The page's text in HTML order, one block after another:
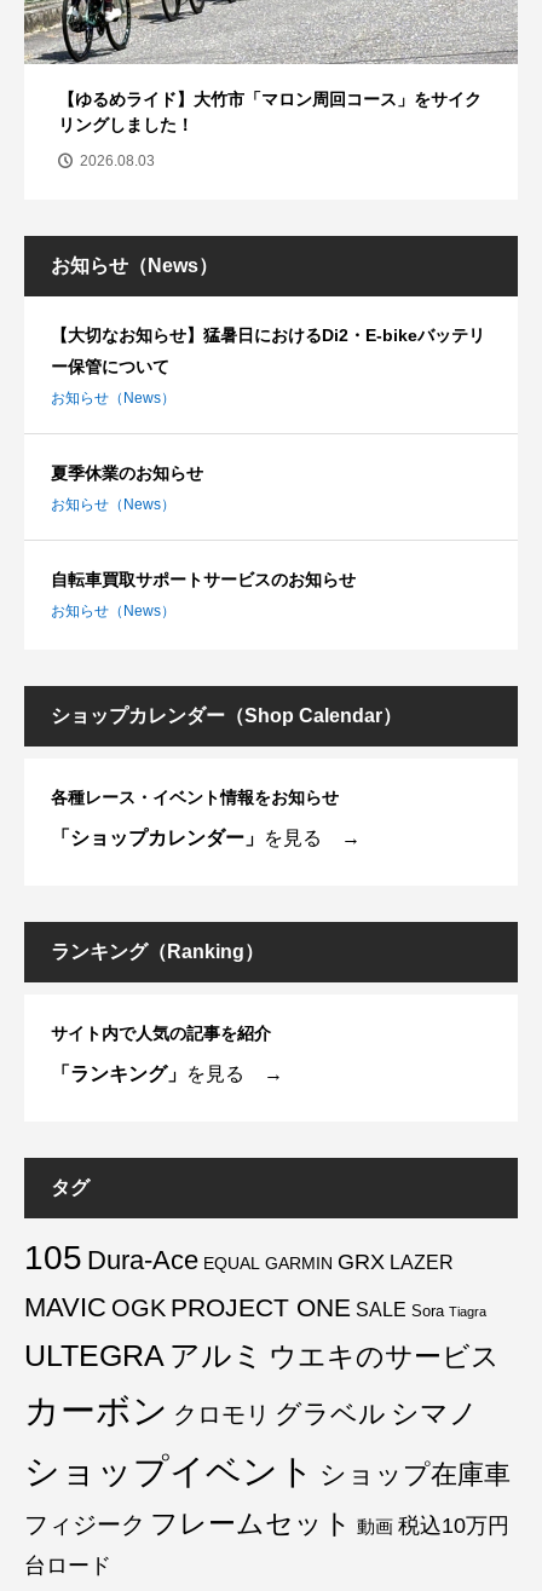
【ゆるめライド】大竹市「マロン周回コース」をサイク
リングしました！
2026.08.03
お知らせ（News）
【大切なお知らせ】猛暑日におけるDi2・E-bikeバッテリ
ー保管について
お知らせ（News）
夏季休業のお知らせ
お知らせ（News）
自転車買取サポートサービスのお知らせ
お知らせ（News）
ショップカレンダー（Shop Calendar）
各種レース・イベント情報をお知らせ
「ショップカレンダー」 を見る →
ランキング（Ranking）
サイト内で人気の記事を紹介
「ランキング」 を見る →
タグ
105 Dura-Ace EQUAL GARMIN GRX LAZER
MAVIC OGK PROJECT ONE SALE Sora Tiagra
ULTEGRA アルミ ウエキのサービス
カーボン クロモリ グラベル シマノ
ショップイベント ショップ在庫車
フィジーク フレームセット 動画 税込10万円
台ロード